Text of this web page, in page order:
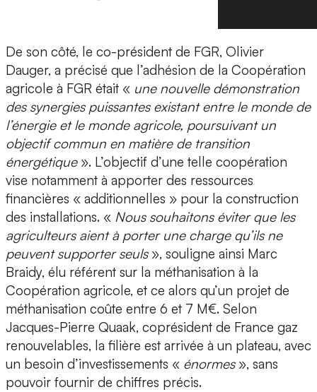
De son côté, le co-président de FGR, Olivier
Dauger, a précisé que l’adhésion de la Coopération
agricole à FGR était « une nouvelle démonstration
des synergies puissantes existant entre le monde de
l’énergie et le monde agricole, poursuivant un
objectif commun en matière de transition
énergétique ». L’objectif d’une telle coopération
vise notamment à apporter des ressources
financières « additionnelles » pour la construction
des installations. « Nous souhaitons éviter que les
agriculteurs aient à porter une charge qu’ils ne
peuvent supporter seuls », souligne ainsi Marc
Braidy, élu référent sur la méthanisation à la
Coopération agricole, et ce alors qu’un projet de
méthanisation coûte entre 6 et 7 M€. Selon
Jacques-Pierre Quaak, coprésident de France gaz
renouvelables, la filière est arrivée à un plateau, avec
un besoin d’investissements « énormes», sans
pouvoir fournir de chiffres précis.